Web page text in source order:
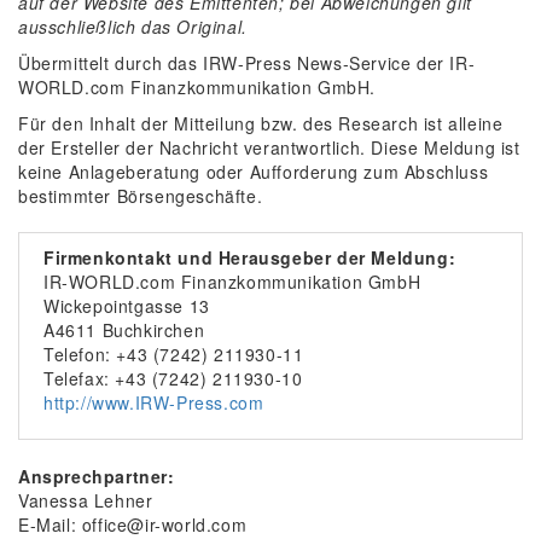
ausschließlich das Original.
Übermittelt durch das IRW-Press News-Service der IR-
WORLD.com Finanzkommunikation GmbH.
Für den Inhalt der Mitteilung bzw. des Research ist alleine
der Ersteller der Nachricht verantwortlich. Diese Meldung ist
keine Anlageberatung oder Aufforderung zum Abschluss
bestimmter Börsengeschäfte.
Firmenkontakt und Herausgeber der Meldung:
IR-WORLD.com Finanzkommunikation GmbH
Wickepointgasse 13
A4611 Buchkirchen
Telefon: +43 (7242) 211930-11
Telefax: +43 (7242) 211930-10
http://www.IRW-Press.com
Ansprechpartner:
Vanessa Lehner
E-Mail: office@ir-world.com